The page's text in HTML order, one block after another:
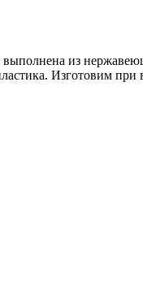
из
Изготовим